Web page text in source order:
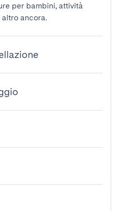
per bambini, attività
ancora.